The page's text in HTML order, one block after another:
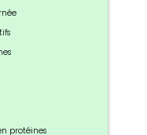
protéines